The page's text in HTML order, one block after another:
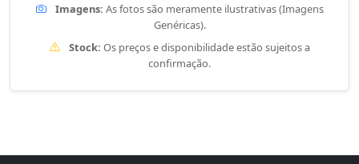
Imagens: As fotos são meramente ilustrativas (Imagens
Genéricas).
Stock: Os preços e disponibilidade estão sujeitos a
confirmação.